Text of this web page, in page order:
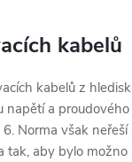
kabelů
kabelů z
napětí a
Norma však
tak, aby bylo